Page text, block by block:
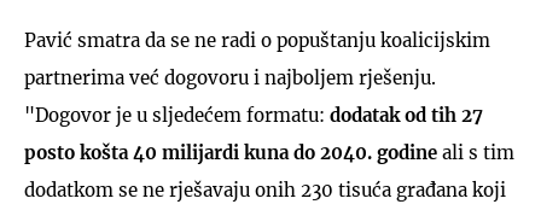
Pavić smatra da se ne radi o popuštanju koalicijskim
partnerima već dogovoru i najboljem rješenju.
"Dogovor je u sljedećem formatu: dodatak od tih 27
posto košta 40 milijardi kuna do 2040. godine ali s tim
dodatkom se ne rješavaju onih 230 tisuća građana koji